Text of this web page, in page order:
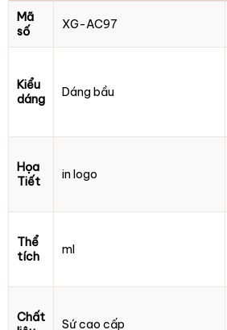
Mã
số
XG-AC97
Kiểu
dáng
Dáng bầu
Họa
Tiết
in logo
Thể
tích
ml
Chất
Sứ cao cấp